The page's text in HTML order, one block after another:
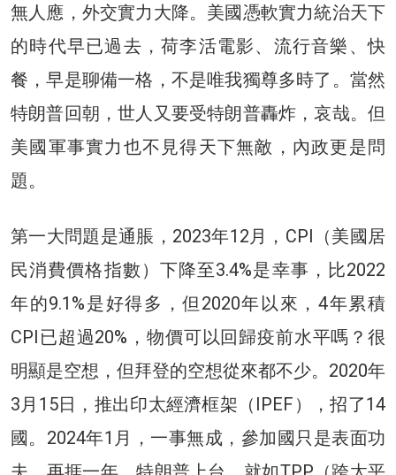
無人應，外交實力大降。美國憑軟實力統治天下
的時代早已過去，荷李活電影、流行音樂、快
餐，早是聊備一格，不是唯我獨尊多時了。當然
特朗普回朝，世人又要受特朗普轟炸，哀哉。但
美國軍事實力也不見得天下無敵，內政更是問
題。
第一大問題是通脹，2023年12月，CPI（美國居
民消費價格指數）下降至3.4%是幸事，比2022
年的9.1%是好得多，但2020年以來，4年累積
CPI已超過20%，物價可以回歸疫前水平嗎？很
明顯是空想，但拜登的空想從來都不少。2020年
3月15日，推出印太經濟框架（IPEF），招了14
國。2024年1月，一事無成，參加國只是表面功